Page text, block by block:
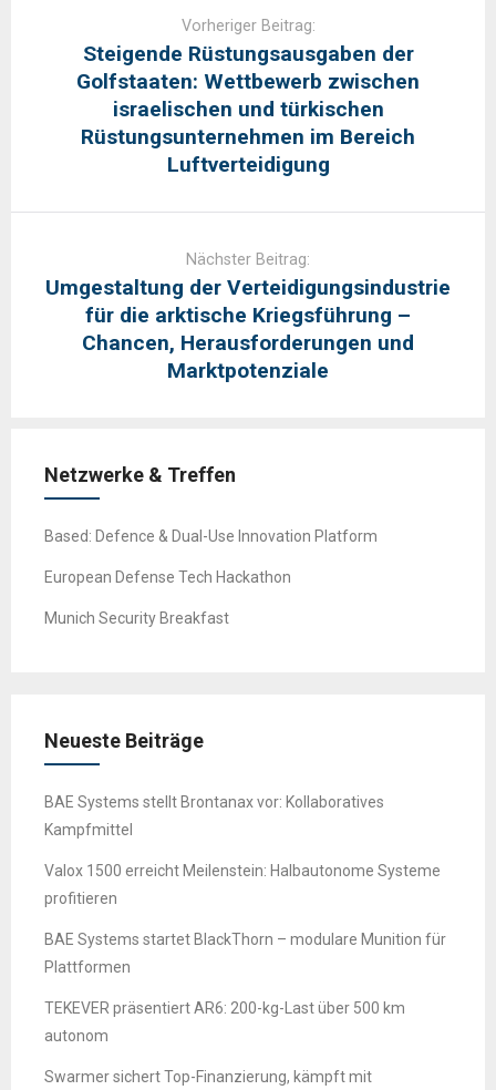
Vorheriger Beitrag:
Steigende Rüstungsausgaben der
Golfstaaten: Wettbewerb zwischen
israelischen und türkischen
Rüstungsunternehmen im Bereich
Luftverteidigung
Nächster Beitrag:
Umgestaltung der Verteidigungsindustrie
für die arktische Kriegsführung –
Chancen, Herausforderungen und
Marktpotenziale
Netzwerke & Treffen
Based: Defence & Dual-Use Innovation Platform
European Defense Tech Hackathon
Munich Security Breakfast
Neueste Beiträge
BAE Systems stellt Brontanax vor: Kollaboratives
Kampfmittel
Valox 1500 erreicht Meilenstein: Halbautonome Systeme
profitieren
BAE Systems startet BlackThorn – modulare Munition für
Plattformen
TEKEVER präsentiert AR6: 200-kg-Last über 500 km
autonom
Swarmer sichert Top-Finanzierung, kämpft mit